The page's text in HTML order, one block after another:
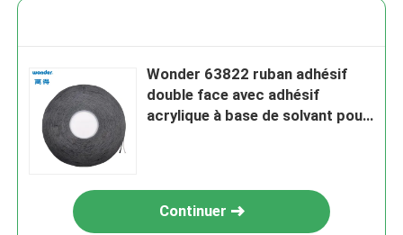
Wonder 63822 ruban adhésif
double face avec adhésif
acrylique à base de solvant pour
Continuer